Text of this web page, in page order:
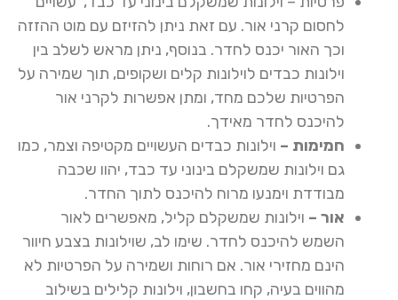
לחסום קרני אור. עם זאת ניתן להזיזם עם מוט ההזזה
וכך האור יכנס לחדר. בנוסף, ניתן מראש לשלב בין
וילונות כבדים לוילונות קלים ושקופים, תוך שמירה על
הפרטיות שלכם מחד, ומתן אפשרות לקרני אור
להיכנס לחדר מאידך.
חמימות – וילונות כבדים העשויים מקטיפה וצמר, כמו
גם וילונות שמשקלם בינוני עד כבד, יהוו שכבה
מבודדת וימנעו מרוח להיכנס לתוך החדר.
אור – וילונות שמשקלם קליל, מאפשרים לאור
השמש להיכנס לחדר. שימו לב, שוילונות בצבע חיוור
הינם מחזירי אור. אם רוחות ושמירה על הפרטיות לא
מהווים בעיה, קחו בחשבון, וילונות קלילים בשילוב